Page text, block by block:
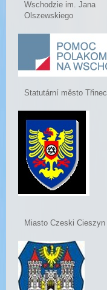
Wschodzie im. Jana
Olszewskiego
Statutární město Třinec
Miasto Czeski Cieszyn